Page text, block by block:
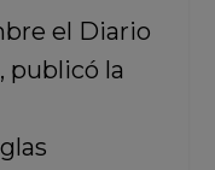
el Diario
publicó la